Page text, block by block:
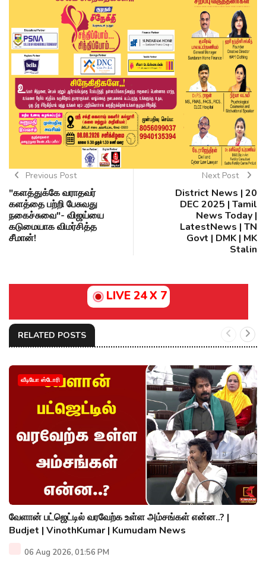
Previous Post
"களத்துக்கே வராதவர்
களத்தை பற்றி பேசுவது
நகைச்சுவை"- விஜய்யை
கடுமையாக விமர்சித்த
சீமான்!
Next Post
District News | 20
DEC 2025 | Tamil
News Today |
LatestNews | TN
Govt | DMK | MK
Stalin
LIVE 24 X 7
RELATED POSTS
வீடியோ ஸ்டோரி
வேளான் பட்ஜெட்டில் வரவேற்க உள்ள அம்சங்கள் என்ன..? |
Budjet | VinothKumar | Kumudam News
06 Aug 2026, 01:56 PM